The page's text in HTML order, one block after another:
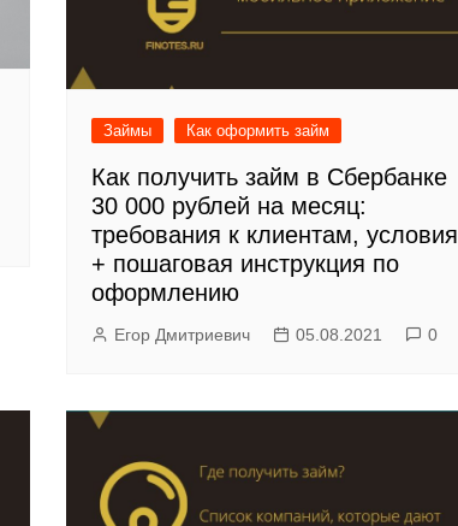
Займы Как оформить займ
Как получить займ в Сбербанке
30 000 рублей на месяц:
требования к клиентам, условия
+ пошаговая инструкция по
оформлению
Егор Дмитриевич 05.08.2021 0